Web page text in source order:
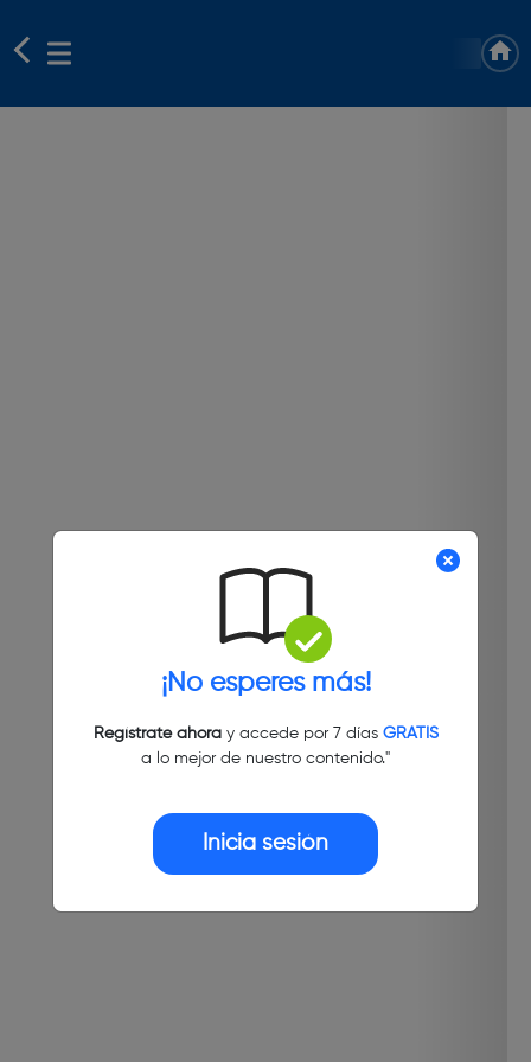
¡No esperes más!
Regístrate ahoray accede por 7 días GRATIS
a lo mejor de nuestro contenido."
Inicia sesión